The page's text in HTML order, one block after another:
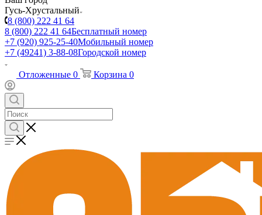
Гусь-Хрустальный
8 (800) 222 41 64
8 (800) 222 41 64Бесплатный номер
+7 (920) 925-25-40Мобильный номер
+7 (49241) 3-88-08Городской номер
Отложенные 0 Корзина 0